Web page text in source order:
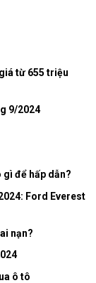
từ 655 triệu
9/2024
để hấp dẫn?
Ford Everest
nạn?
ô tô